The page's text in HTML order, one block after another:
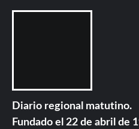
Diario regional matutino.
Fundado el 22 de abril de